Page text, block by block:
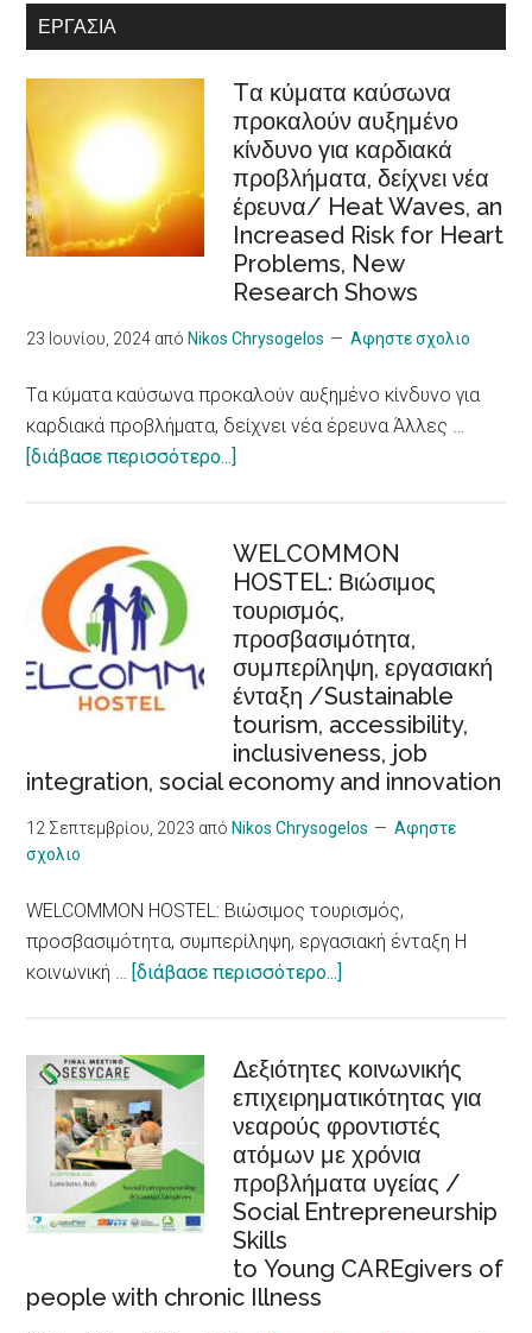
Φροντίδας
/Recognition
of
cooperatives
in
the
European
Care
Strategy
ΕΡΓΑΣΊΑ
Tα κύματα καύσωνα
προκαλούν αυξημένο
κίνδυνο για καρδιακά
προβλήματα, δείχνει νέα
έρευνα/ Heat Waves, an
Increased Risk for Heart
Problems, New
Research Shows
23 Ιουνίου, 2024 από Nikos Chrysogelos Αφηστε σχολιο
Tα κύματα καύσωνα προκαλούν αυξημένο κίνδυνο για
καρδιακά προβλήματα, δείχνει νέα έρευνα Άλλες …
[διάβασε περισσότερο...]
καύσωνα
προκαλούν
αυξημένο
κίνδυνο
για
καρδιακά
προβλήματα,
δείχνει
νέα
έρευνα/
an
Increased
Risk
Problems,
New
Research
Shows
WELCOMMON
HOSTEL: Βιώσιμος
τουρισμός,
προσβασιμότητα,
συμπερίληψη, εργασιακή
ένταξη /Sustainable
tourism, accessibility,
inclusiveness, job
integration, social economy and innovation
12 Σεπτεμβρίου, 2023 από Nikos Chrysogelos
Αφηστε
σχολιο
WELCOMMON HOSTEL: Βιώσιμος τουρισμός,
προσβασιμότητα, συμπερίληψη, εργασιακή ένταξη Η
κοινωνική … [διάβασε περισσότερο...]
Βιώσιμος
τουρισμός,
προσβασιμότητα,
συμπερίληψη,
εργασιακή
ένταξη
tourism,
Δεξιότητες κοινωνικής
επιχειρηματικότητας για
νεαρούς φροντιστές
ατόμων με χρόνια
προβλήματα υγείας /
Social Entrepreneurship
Skills
to Young CAREgivers of
people with chronic Illness